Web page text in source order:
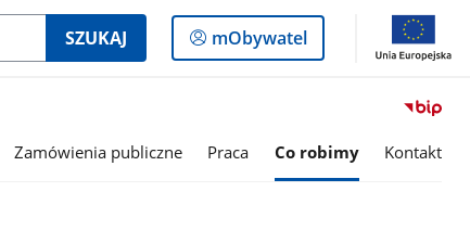
SZUKAJ
Logowanie
do
mObywatel
Zamówienia publiczne Praca Co robimy Kontakt